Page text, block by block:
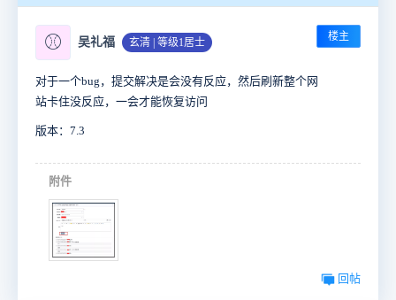
⚾ 吴礼福 玄清 | 等级1居士 楼主
对于一个bug，提交解决是会没有反应，然后刷新整个网
站卡住没反应，一会才能恢复访问
版本：7.3
附件
回帖